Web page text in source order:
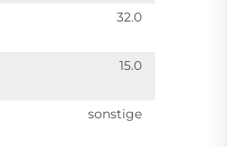
32.0
15.0
sonstige